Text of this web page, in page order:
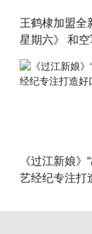
王鹤棣加盟全
星期六》 和
展青春力量
《过江新娘》
艺经纪专注打